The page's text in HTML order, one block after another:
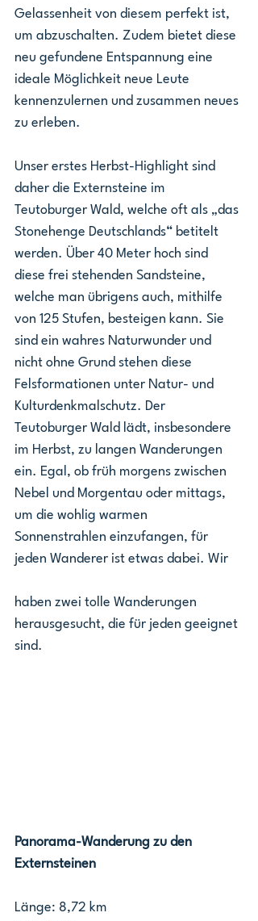
Gelassenheit von diesem perfekt ist,
um abzuschalten. Zudem bietet diese
neu gefundene Entspannung eine
ideale Möglichkeit neue Leute
kennenzulernen und zusammen neues
zu erleben.
Unser erstes Herbst-Highlight sind
daher die Externsteine im
Teutoburger Wald, welche oft als „das
Stonehenge Deutschlands“ betitelt
werden. Über 40 Meter hoch sind
diese frei stehenden Sandsteine,
welche man übrigens auch, mithilfe
von 125 Stufen, besteigen kann. Sie
sind ein wahres Naturwunder und
nicht ohne Grund stehen diese
Felsformationen unter Natur- und
Kulturdenkmalschutz. Der
Teutoburger Wald lädt, insbesondere
im Herbst, zu langen Wanderungen
ein. Egal, ob früh morgens zwischen
Nebel und Morgentau oder mittags,
um die wohlig warmen
Sonnenstrahlen einzufangen, für
jeden Wanderer ist etwas dabei. Wir
haben zwei tolle Wanderungen
herausgesucht, die für jeden geeignet
sind.
Panorama-Wanderung zu den
Externsteinen
Länge: 8,72 km